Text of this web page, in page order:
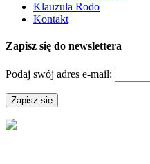
Klauzula Rodo
Kontakt
Zapisz się do newslettera
Podaj swój adres e-mail: